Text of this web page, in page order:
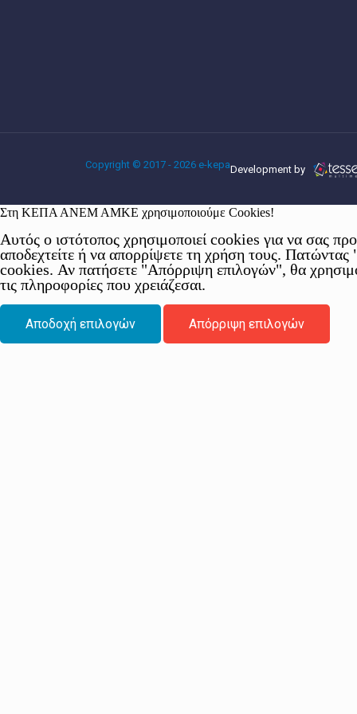
Copyright © 2017 - 2026 e-kepaDevelopment by
Στη ΚΕΠΑ ΑΝΕΜ ΑΜΚΕ χρησιμοποιούμε Cookies!
Αυτός ο ιστότοπος χρησιμοποιεί cookies για να σας
αποδεχτείτε ή να απορρίψετε τη χρήση τους.
cookies. Αν πατήσετε "Απόρριψη επιλογών", θα
τις πληροφορίες που χρειάζεσαι.
Αποδοχή επιλογών Απόρριψη επιλογών